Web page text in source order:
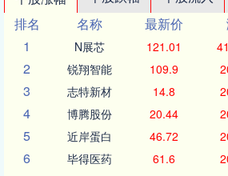
排名
名称 最新价
1
N展芯 121.01
2 锐翔智能 109.9
3 志特新材 14.8
4 博腾股份 20.44
5 近岸蛋白 46.72
6 毕得医药 61.6